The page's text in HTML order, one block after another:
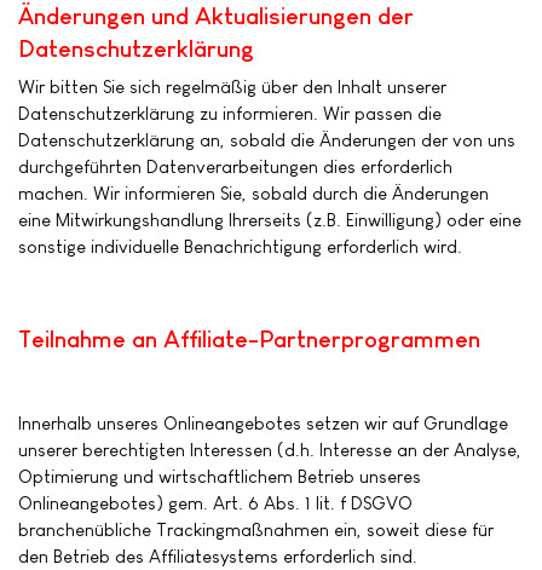
Änderungen und Aktualisierungen der
Datenschutzerklärung
Wir bitten Sie sich regelmäßig über den Inhalt unserer
Datenschutzerklärung zu informieren. Wir passen die
Datenschutzerklärung an, sobald die Änderungen der von uns
durchgeführten Datenverarbeitungen dies erforderlich
machen. Wir informieren Sie, sobald durch die Änderungen
eine Mitwirkungshandlung Ihrerseits (z.B. Einwilligung) oder eine
sonstige individuelle Benachrichtigung erforderlich wird.
Teilnahme an Affiliate-Partnerprogrammen
Innerhalb unseres Onlineangebotes setzen wir auf Grundlage
unserer berechtigten Interessen (d.h. Interesse an der Analyse,
Optimierung und wirtschaftlichem Betrieb unseres
Onlineangebotes) gem. Art. 6 Abs. 1 lit. f DSGVO
branchenübliche Trackingmaßnahmen ein, soweit diese für
den Betrieb des Affiliatesystems erforderlich sind.